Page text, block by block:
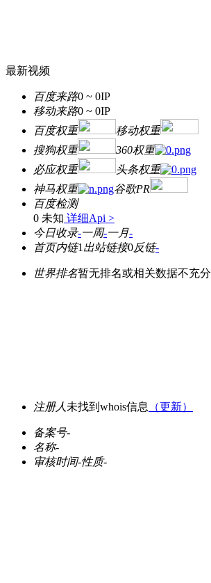
最新视频
百度来路0 ~ 0IP
移动来路0 ~ 0IP
百度权重
移动权重
搜狗权重
360权重
必应权重
头条权重
神马权重
谷歌PR
百度检测
0 未知 详细Api >
今日收录-一周-一月-
首页内链1 出站链接0反链-
世界排名暂无排名或相关数据不充分
注册人 未找到whois信息 （更新）
备案号-
名称-
审核时间-性质-